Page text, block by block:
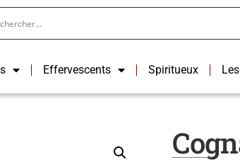
Effervescents Spiritueux